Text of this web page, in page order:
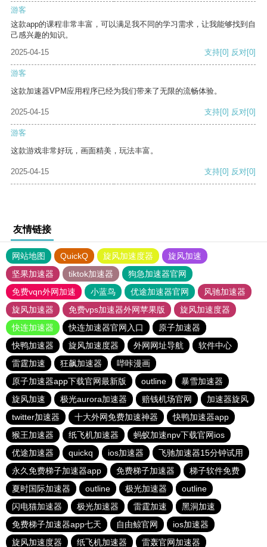
游客
这款app的课程非常丰富，可以满足我不同的学习需求，让我能够找到自
己感兴趣的知识。
2025-04-15
支持[0] 反对[0]
游客
这款加速器VPM应用程序已经为我们带来了无限的流畅体验。
2025-04-15 支持[0] 反对[0]
游客
这款游戏非常好玩，画面精美，玩法丰富。
2025-04-15 支持[0] 反对[0]
友情链接
网站地图 QuickQ 旋风加速度器
旋风加速
坚果加速器
tiktok加速器
狗急加速器官网
免费vqn外网加速
小蓝鸟 优途加速器官网
风驰加速器
旋风加速器
免费vps加速器外网苹果版
旋风加速度器
快连加速器
快连加速器官网入口
原子加速器
快鸭加速器
旋风加速度器 外网网址导航
软件中心
雷霆加速
狂飙加速器
哔咔漫画
原子加速器app下载官网最新版
outline
暴雪加速器
旋风加速
极光aurora加速器 赔钱机场官网
加速器旋风
twitter加速器
十大外网免费加速神器
快鸭加速器app
猴王加速器
纸飞机加速器
蚂蚁加速npv下载官网ios
优途加速器
quickq ios加速器
飞驰加速器15分钟试用
永久免费梯子加速器app
免费梯子加速器
梯子软件免费
夏时国际加速器
outline 极光加速器
outline
闪电猫加速器
极光加速器 雷霆加速
黑洞加速
免费梯子加速器app七天
自由鲸官网
ios加速器
旋风加速度器
纸飞机加速器 雷轰官网加速器